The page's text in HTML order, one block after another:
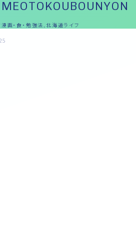
画・食・勉強法,北海道ライフ